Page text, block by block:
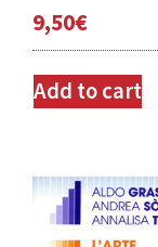
9,50€
Add to cart